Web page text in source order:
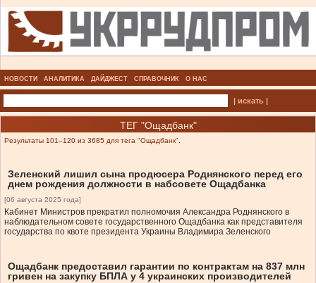
НОВОСТИ АНАЛИТИКА ДАЙДЖЕСТ СПРАВОЧНИК О НАС
| искать |
ТЕГ "Ощадбанк"
Результаты 101–120 из 3685 для тега "Ощадбанк".
Зеленский лишил сына продюсера Роднянского перед его
днем рождения должности в набсовете Ощадбанка
[06 августа 2025 года]
Кабинет Министров прекратил полномочия Александра Роднянского в
наблюдательном совете государственного Ощадбанка как представителя
государства по квоте президента Украины Владимира Зеленского
Ощадбанк предоставил гарантии по контрактам на 837 млн
гривен на закупку БПЛА у 4 украинских производителей